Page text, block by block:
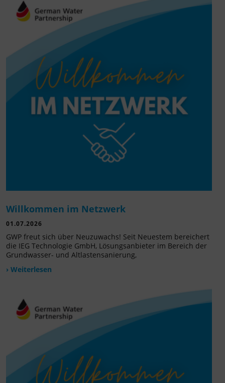
Willkommen im Netzwerk
01.07.2026
GWP freut sich über Neuzuwachs! Seit Neuestem bereichert
die IEG Technologie GmbH, Lösungsanbieter im Bereich der
Grundwasser- und Altlastensanierung,
› Weiterlesen